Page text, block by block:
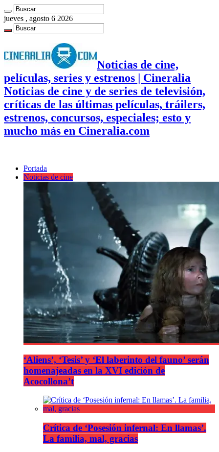
jueves , agosto 6 2026
Noticias de cine,
películas, series y estrenos | Cineralia
Noticias de cine y de series de televisión,
críticas de las últimas películas, tráilers,
estrenos, concursos, especiales; esto y
mucho más en Cineralia.com
Portada
Noticias de cine
‘Aliens’, ‘Tesis’ y ‘El laberinto del fauno’ serán
homenajeadas en la XVI edición de
Acocollona’t
Crítica de ‘Posesión infernal: En llamas’.
La familia, mal, gracias